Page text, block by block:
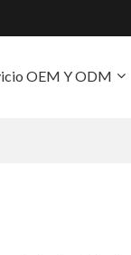
OEM Y ODM